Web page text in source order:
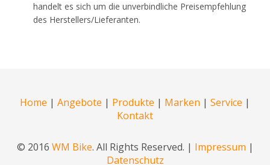
handelt es sich um die unverbindliche Preisempfehlung
des Herstellers/Lieferanten.
Home | Angebote | Produkte | Marken | Service |
Kontakt
© 2016 WM Bike. All Rights Reserved. | Impressum |
Datenschutz